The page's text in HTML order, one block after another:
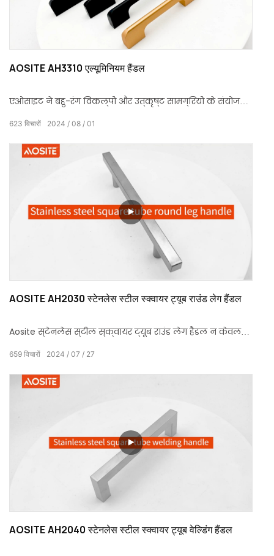
AOSITE AH3310 एल्यूमिनियम हैंडल
एओसाइट ने बहु-रंग विकल्पों और उत्कृष्ट सामग्रियों के संयोजन
से आधुनिक और सरल डिजाइन अवधारणा के साथ एल्यूमीनियम
2024 08 01
623 विचारों
AOSITE AH2030 स्टेनलेस स्टील स्क्वायर ट्यूब राउंड लेग हैंडल
Aosite स्टेनलेस स्टील स्क्वायर ट्यूब राउंड लेग हैंडल न केवल
एक फर्नीचर हार्डवेयर एक्सेसरी है, बल्कि सादगी और विलासिता
गुणवत्ता और विविध विकल्पों के साथ, यह आपके स्थान पर एक
2024 07 27
659 विचारों
AOSITE AH2040 स्टेनलेस स्टील स्क्वायर ट्यूब वेल्डिंग हैंडल